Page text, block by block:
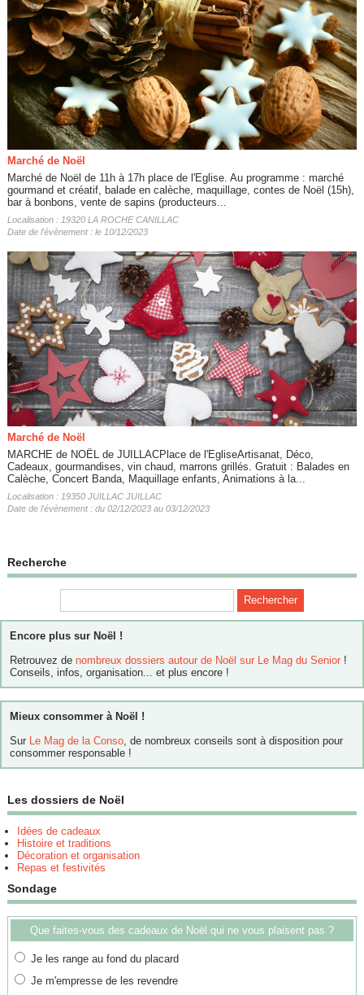
Marché de Noël
Marché de Noël de 11h à 17h place de l'Eglise. Au programme : marché
gourmand et créatif, balade en calèche, maquillage, contes de Noël (15h),
bar à bonbons, vente de sapins (producteurs...
Localisation : 19320 LA ROCHE CANILLAC
Date de l'évènement : le 10/12/2023
Marché de Noël
MARCHE de NOËL de JUILLACPlace de l'EgliseArtisanat, Déco,
Cadeaux, gourmandises, vin chaud, marrons grillés. Gratuit : Balades en
Calèche, Concert Banda, Maquillage enfants, Animations à la...
Localisation : 19350 JUILLAC JUILLAC
Date de l'évènement : du 02/12/2023 au 03/12/2023
Recherche
Encore plus sur Noël !
Retrouvez de nombreux dossiers autour de Noël sur Le Mag du Senior !
Conseils, infos, organisation... et plus encore !
Mieux consommer à Noël !
Sur Le Mag de la Conso , de nombreux conseils sont à disposition pour
consommer responsable !
Les dossiers de Noël
Idées de cadeaux
Histoire et traditions
Décoration et organisation
Repas et festivités
Sondage
Que faites-vous des cadeaux de Noël qui ne vous plaisent pas ?
Je les range au fond du placard
Je m'empresse de les revendre